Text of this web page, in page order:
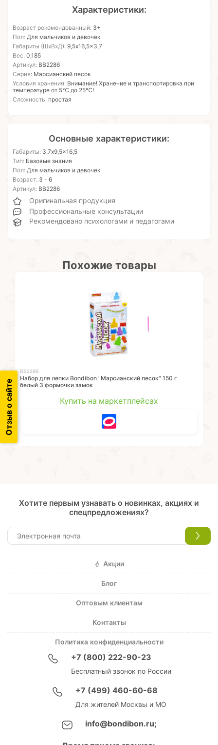
Характеристики:
Возраст рекомендованный: 3+
Пол: Для мальчиков и девочек
Габариты (ШхВхД): 9,5x16,5x3,7
Вес: 0,185
Артикул: ВВ2286
Серия: Марсианский песок
Условия хранения: Внимание! Хранение и транспортировка при
температуре от 5℃ до 25℃!
Сложность: простая
Основные характеристики:
Габариты: 3,7x9,5x16,5
Тип: Базовые знания
Пол: Для мальчиков и девочек
Возраст: 3 - 6
Артикул: ВВ2286
Оригинальная продукция
Профессиональные консультации
Рекомендовано психологами и педагогами
Похожие товары
ВВ2286
Набор для лепки Bondibon "Марсианский песок" 150 г
белый 3 формочки замок
Купить на маркетплейсах
Отзыв о сайте
Хотите первым узнавать о новинках, акциях и
спецпредложениях?
Акции
Блог
Оптовым клиентам
Контакты
Политика конфиденциальности
+7 (800) 222-90-23
Бесплатный звонок по России
+7 (499) 460-60-68
Для жителей Москвы и МО
info@bondibon.ru;